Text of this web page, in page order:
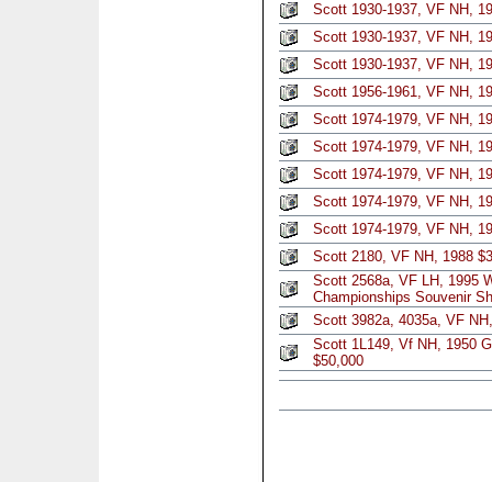
Scott 1930-1937, VF NH,
Scott 1930-1937, VF NH,
Scott 1930-1937, VF NH,
Scott 1956-1961, VF NH,
Scott 1974-1979, VF NH,
Scott 1974-1979, VF NH,
Scott 1974-1979, VF NH,
Scott 1974-1979, VF NH,
Scott 1974-1979, VF NH,
Scott 2180, VF NH, 1988
Scott 2568a, VF LH, 1995
Championships Souvenir
Scott 3982a, 4035a, VF
Scott 1L149, Vf NH, 1950
$50,000